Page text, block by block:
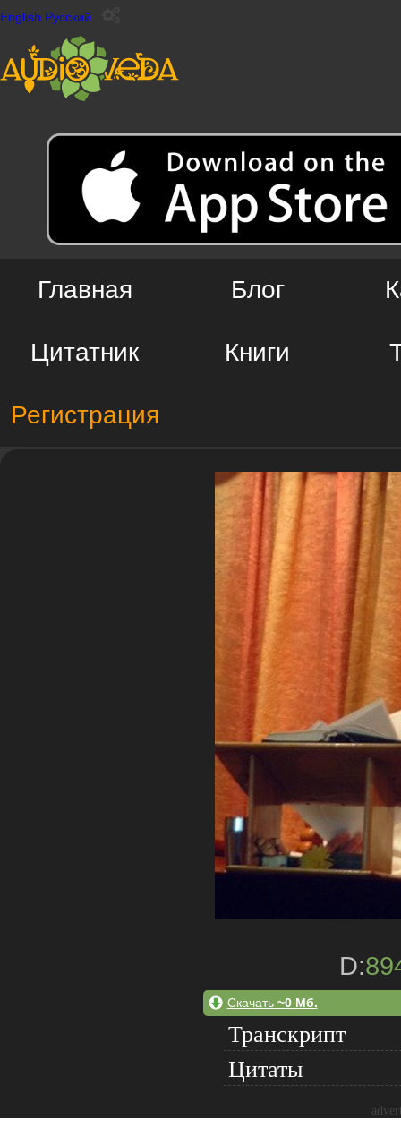
English Русский
Главная Блог
Цитатник Книги
Регистрация
D:
Скачать ~0 Мб.
Транскрипт
Цитаты